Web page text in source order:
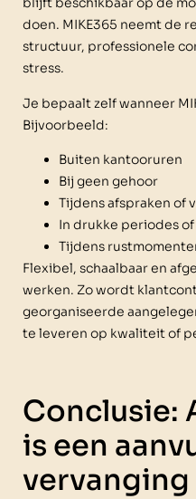
doen. MIKE365 neemt de
structuur, professionele
stress.
Je bepaalt zelf wanneer
Bijvoorbeeld:
Buiten kantooruren
Bij geen gehoor
Tijdens afspraken of
In drukke periodes
Tijdens
Flexibel, schaalbaar en
werken. Zo wordt
georganiseerde
te leveren op kwaliteit of
Conclusie:
is een
vervanging